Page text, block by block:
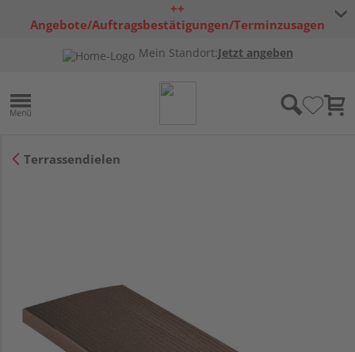
++
Angebote/Auftragsbestätigungen/Terminzusagen
Mein Standort:Jetzt angeben
Terrassendielen